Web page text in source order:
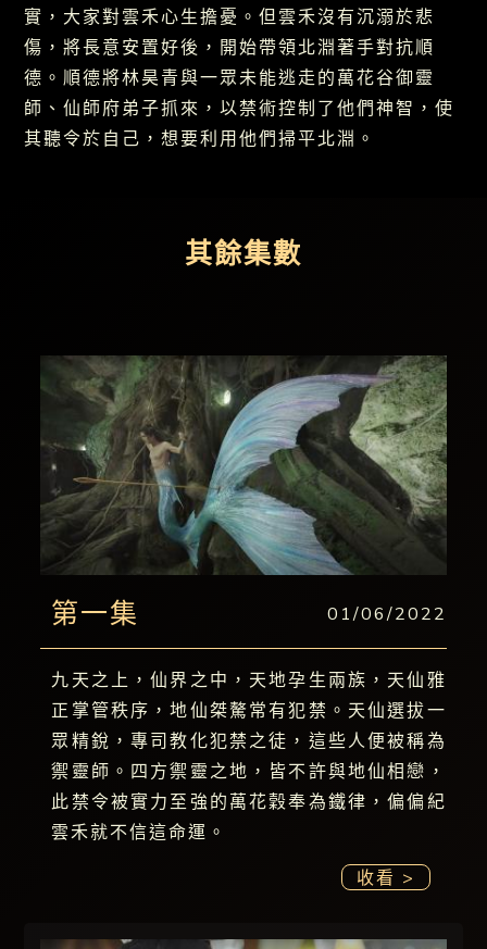
實，大家對雲禾心生擔憂。但雲禾沒有沉溺於悲
傷，將長意安置好後，開始帶領北淵著手對抗順
德。順德將林昊青與一眾未能逃走的萬花谷御靈
師、仙師府弟子抓來，以禁術控制了他們神智，使
其聽令於自己，想要利用他們掃平北淵。
其餘集數
第一集 01/06/2022
九天之上，仙界之中，天地孕生兩族，天仙雅
正掌管秩序，地仙桀驁常有犯禁。天仙選拔一
眾精銳，專司教化犯禁之徒，這些人便被稱為
禦靈師。四方禦靈之地，皆不許與地仙相戀，
此禁令被實力至強的萬花穀奉為鐵律，偏偏紀
雲禾就不信這命運。
收看 >